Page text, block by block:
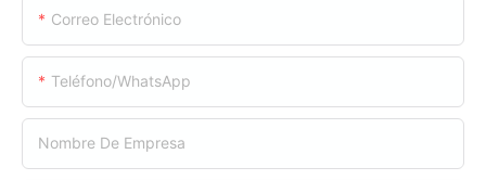
Correo Electrónico
Teléfono/WhatsApp
Nombre De Empresa